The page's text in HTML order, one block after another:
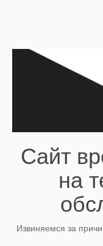
Сайт
на
Извиняемся за